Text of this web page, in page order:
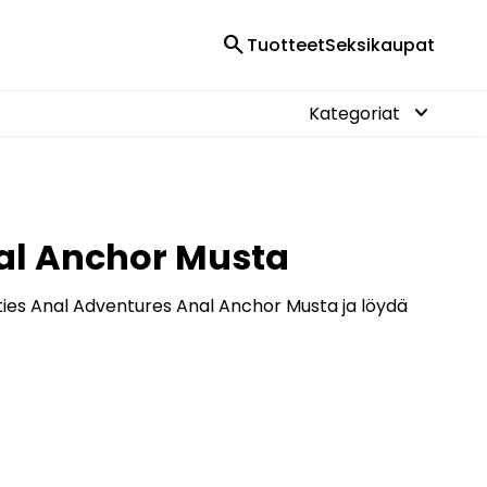
searchTuotteetSeksikaupat
Kategoriat keyboard_arrow_down
Anchor Musta
Anal Adventures Anal Anchor Musta ja löydä